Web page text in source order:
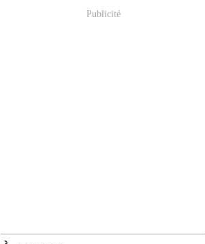
Publicité